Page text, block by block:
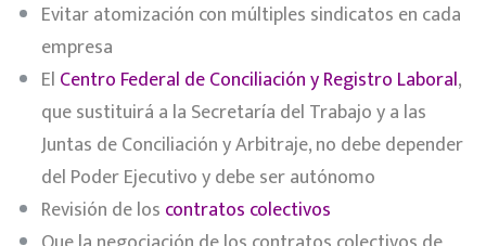
Evitar atomización con múltiples sindicatos en cada
empresa
El Centro Federal de Conciliación y Registro Laboral,
que sustituirá a la Secretaría del Trabajo y a las
Juntas de Conciliación y Arbitraje, no debe depender
del Poder Ejecutivo y debe ser autónomo
Revisión de los contratos colectivos